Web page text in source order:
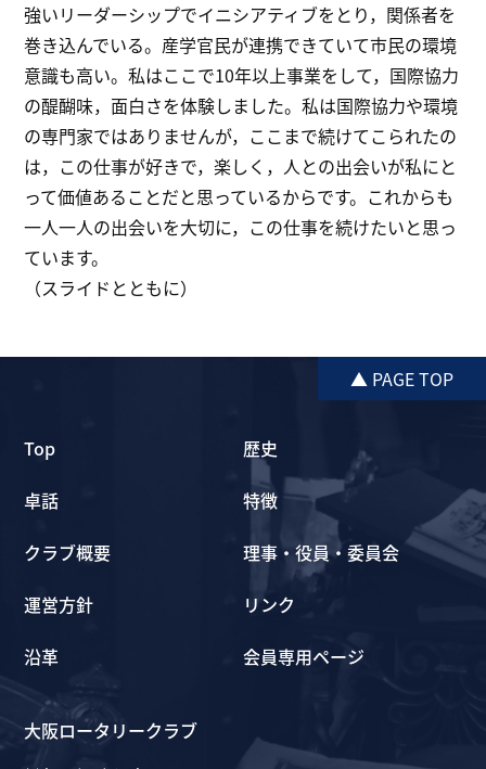
強いリーダーシップでイニシアティブをとり，関係者を
巻き込んでいる。産学官民が連携できていて市民の環境
意識も高い。私はここで10年以上事業をして，国際協力
の醍醐味，面白さを体験しました。私は国際協力や環境
の専門家ではありませんが，ここまで続けてこられたの
は，この仕事が好きで，楽しく，人との出会いが私にと
って価値あることだと思っているからです。これからも
一人一人の出会いを大切に，この仕事を続けたいと思っ
ています。
（スライドとともに）
▲ PAGE TOP
Top
卓話
クラブ概要
運営方針
沿革
歴史
特徴
理事・役員・委員会
リンク
会員専用ページ
大阪ロータリークラブ